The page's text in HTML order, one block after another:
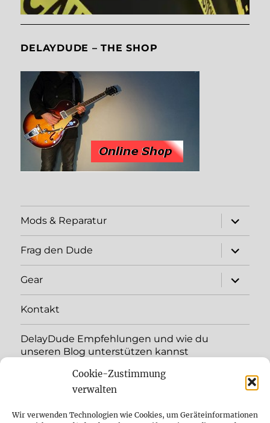
Cookie-Zustimmung
verwalten
Wir verwenden Technologien wie Cookies, um Geräteinformationen
DELAYDUDE – THE SHOP
Mods & Reparatur
expand
child
menu
Frag den Dude
expand
child
menu
Gear
expand
child
menu
Kontakt
DelayDude Empfehlungen und wie du
unseren Blog unterstützen kannst
expand
child
YouTube